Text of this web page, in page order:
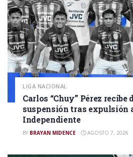
LIGA NACIONAL
Carlos “Chuy” Pérez recibe
suspensión tras expulsión
Independiente
BY BRAYAN MIDENCE AGOSTO 7, 2026